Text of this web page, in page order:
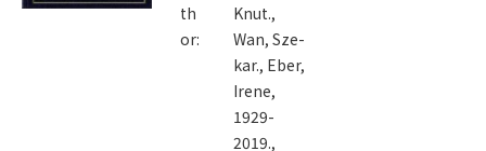
th
or:
Knut.,
Wan, Sze-
kar., Eber,
Irene,
1929-
2019.,